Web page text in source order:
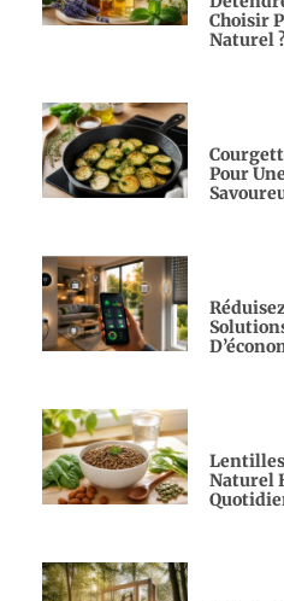
Choisir
Naturel
Pour
Lentilles
Naturel